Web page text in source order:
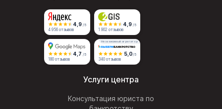
4,9 /5
4 956 отзывов
4,9 /5
1 902 отзывов
4,7 /5
180 отзывов
Независимый агрегатор
5,0/5
340 отзывов
Услуги центра
Консультация юриста по